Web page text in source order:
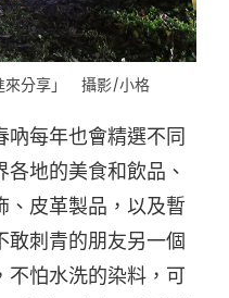
來分享」 攝影/小格
吶每年也會精選不同
地的美食和飲品、
、皮革製品，以及暫
敢刺青的朋友另一個
不怕水洗的染料，可